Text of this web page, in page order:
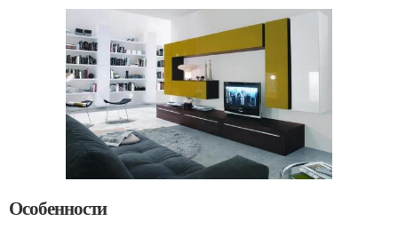
Особенности